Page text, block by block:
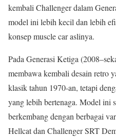
kembali Challenger dalam
model ini lebih kecil dan lebih
konsep muscle car aslinya.
Pada Generasi Ketiga
membawa kembali desain retro
klasik tahun 1970-an, tetapi
yang lebih bertenaga. Model ini
berkembang dengan berbagai
Hellcat dan Challenger SRT